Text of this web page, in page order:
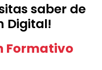
saber de
Digital!
Formativo